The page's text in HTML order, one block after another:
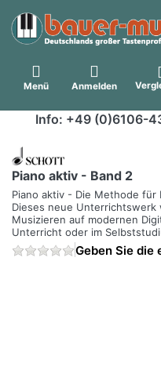
Menü Anmelden
Info: +49 (0)6106-
Piano aktiv - Band 2
Piano aktiv - Die Methode für
Dieses neue Unterrichtswerk
Musizieren auf modernen
Unterricht oder im
Geben Sie die